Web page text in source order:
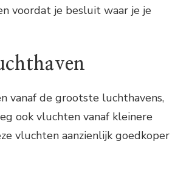
voordat je besluit waar je je
vanaf de grootste luchthavens,
ook vluchten vanaf kleinere
vluchten aanzienlijk goedkoper